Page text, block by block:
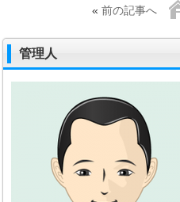
« 前の記事へ
管理人